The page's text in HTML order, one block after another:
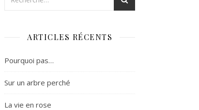
ARTICLES RÉCENTS
Pourquoi pas…
Sur un arbre perché
La vie en rose